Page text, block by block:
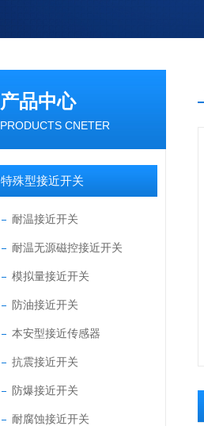
产品中心
PRODUCTS CNETER
特殊型接近开关
耐温接近开关
耐温无源磁控接近开关
模拟量接近开关
防油接近开关
本安型接近传感器
抗震接近开关
防爆接近开关
耐腐蚀接近开关